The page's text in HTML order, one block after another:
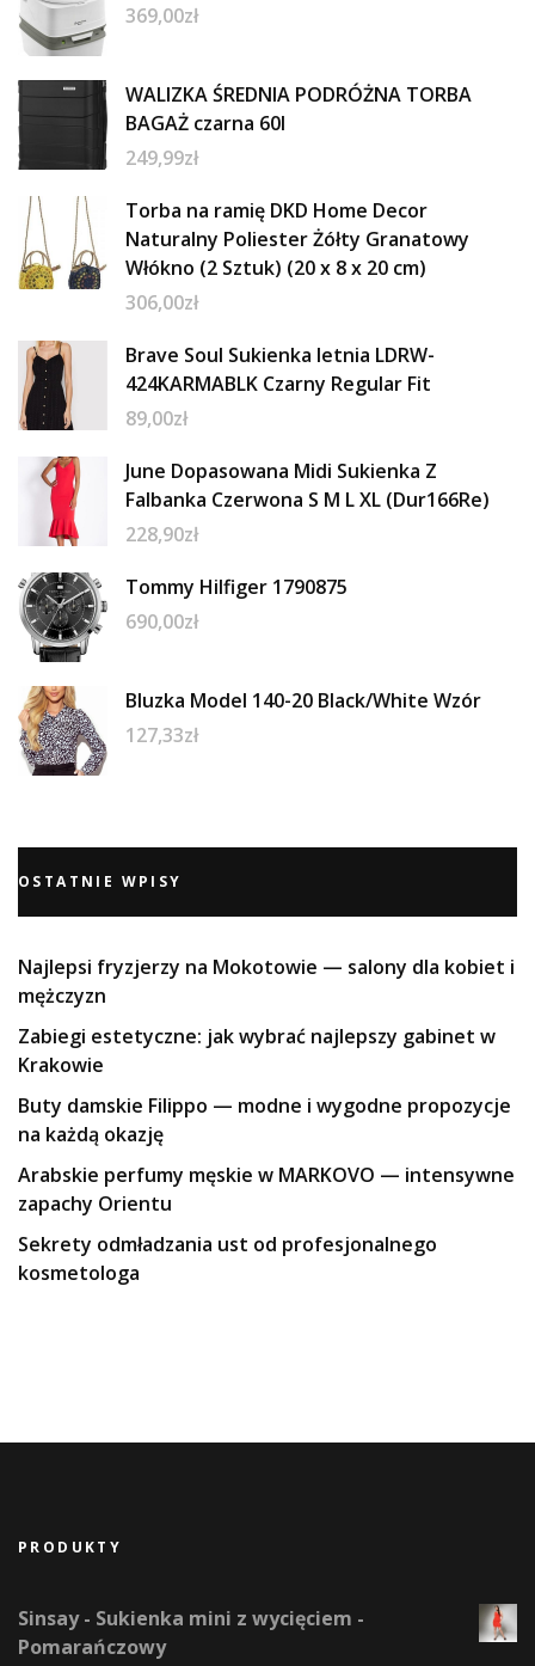
369,00zł
WALIZKA ŚREDNIA PODRÓŻNA TORBA
BAGAŻ czarna 60l
249,99zł
Torba na ramię DKD Home Decor
Naturalny Poliester Żółty Granatowy
Włókno (2 Sztuk) (20 x 8 x 20 cm)
306,00zł
Brave Soul Sukienka letnia LDRW-
424KARMABLK Czarny Regular Fit
89,00zł
June Dopasowana Midi Sukienka Z
Falbanka Czerwona S M L XL (Dur166Re)
228,90zł
Tommy Hilfiger 1790875
690,00zł
Bluzka Model 140-20 Black/White Wzór
127,33zł
OSTATNIE WPISY
Najlepsi fryzjerzy na Mokotowie — salony dla kobiet i
mężczyzn
Zabiegi estetyczne: jak wybrać najlepszy gabinet w
Krakowie
Buty damskie Filippo — modne i wygodne propozycje
na każdą okazję
Arabskie perfumy męskie w MARKOVO — intensywne
zapachy Orientu
Sekrety odmładzania ust od profesjonalnego
kosmetologa
PRODUKTY
Sinsay - Sukienka mini z wycięciem -
Pomarańczowy